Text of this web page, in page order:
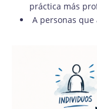
práctica más
A personas